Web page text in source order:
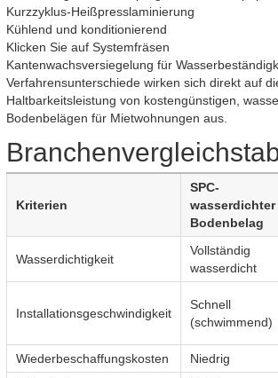
Kurzzyklus-Heißpresslaminierung
Kühlend und konditionierend
Klicken Sie auf Systemfräsen
Kantenwachsversiegelung für
Verfahrensunterschiede wirken sich direkt auf
Haltbarkeitsleistung von kostengünstigen,
Bodenbelägen für Mietwohnungen aus.
Kriterien
SPC-
wasserdichter
Bodenbelag
Wasserdichtigkeit
Vollständig
wasserdicht
Installationsgeschwindigkeit
Schnell
(schwimmend)
Wiederbeschaffungskosten Niedrig